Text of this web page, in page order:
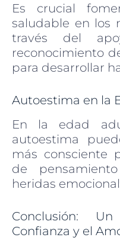
Es crucial
saludable en los
través del
reconocimiento
para desarrollar
Autoestima en la
En la edad
autoestima
más consciente
de
heridas
Conclusión:
Confianza y el